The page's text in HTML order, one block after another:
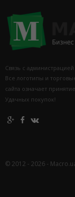
Связь с
Все логотипы и
сайта означает
Удачных покупок!
© 2012 - 2026 -